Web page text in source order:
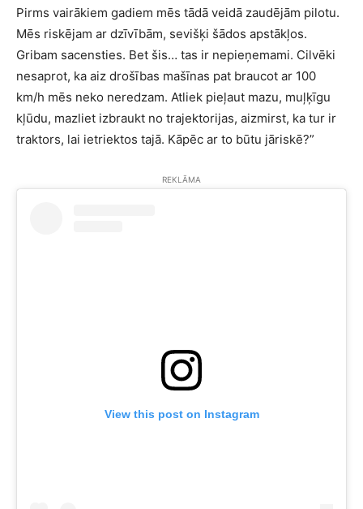
Pirms vairākiem gadiem mēs tādā veidā zaudējām pilotu.
Mēs riskējam ar dzīvībām, sevišķi šādos apstākļos.
Gribam sacensties. Bet šis… tas ir nepieņemami. Cilvēki
nesaprot, ka aiz drošības mašīnas pat braucot ar 100
km/h mēs neko neredzam. Atliek pieļaut mazu, muļķīgu
kļūdu, mazliet izbraukt no trajektorijas, aizmirst, ka tur ir
traktors, lai ietriektos tajā. Kāpēc ar to būtu jāriskē?”
REKLĀMA
View this post on Instagram